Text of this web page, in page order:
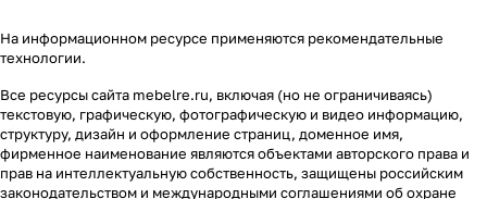
На информационном ресурсе применяются рекомендательные
технологии.
Все ресурсы сайта mebelre.ru, включая (но не ограничиваясь)
текстовую, графическую, фотографическую и видео информацию,
структуру, дизайн и оформление страниц, доменное имя,
фирменное наименование являются объектами авторского права и
прав на интеллектуальную собственность, защищены российским
законодательством и международными соглашениями об охране